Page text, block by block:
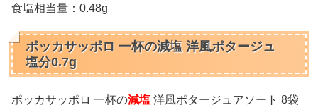
食塩相当量：0.48g
ポッカサッポロ 一杯の減塩 洋風ポタージュ
塩分0.7g
ポッカサッポロ 一杯の減塩 洋風ポタージュアソート 8袋